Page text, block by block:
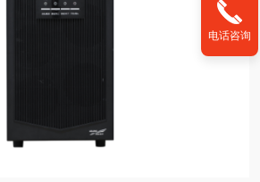
电话咨询